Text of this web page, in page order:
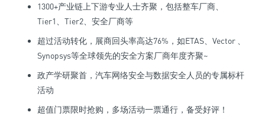
1300+产业链上下游专业人士齐聚，包括整车厂商、
Tier1、Tier2、安全厂商等
超过活动转化，展商回头率高达76%，如ETAS、Vector 、
Synopsys等全球领先的安全方案厂商年度齐聚~
政产学研聚首，汽车网络安全与数据安全人员的专属标杆
活动
超值门票限时抢购，多场活动一票通行，备受好评！